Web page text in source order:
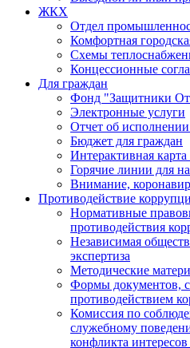
ЖКХ
Отдел
Комфортная
Схемы
Концессионные
Для граждан
Фонд "Защитники
Электронные услуги
Отчет об
Бюджет для граждан
Интерактивная
Горячие линии для
Внимание,
Противодействие
Нормативные
противодействия
Независимая
экспертиза
Методические
Формы документов,
противодействием
Комиссия по
служебному
конфликта